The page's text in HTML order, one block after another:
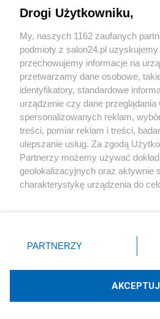
Sport
Społeczeństwo
Kultura
X Facebook
Technologię dostarcza:
Drogi Użytkowniku,
My, naszych 1162 zaufanych
podmioty z salon24.pl uzyskujemy
przechowujemy informacje na
przetwarzamy dane osobowe,
identyfikatory, standardowe
urządzenie czy dane przeglądania
spersonalizowanych reklam,
treści, pomiar reklam i treści,
ulepszanie usług. Za zgodą
Partnerzy możemy używać
geolokalizacyjnych oraz aktywnie
charakterystykę urządzenia do
zmienić/wycofać klikając przycisk
znajdujący się w lewym dolnym
rodzaje przetwarzania danych nie
użytkownika, ale masz prawo
PARTNERZY